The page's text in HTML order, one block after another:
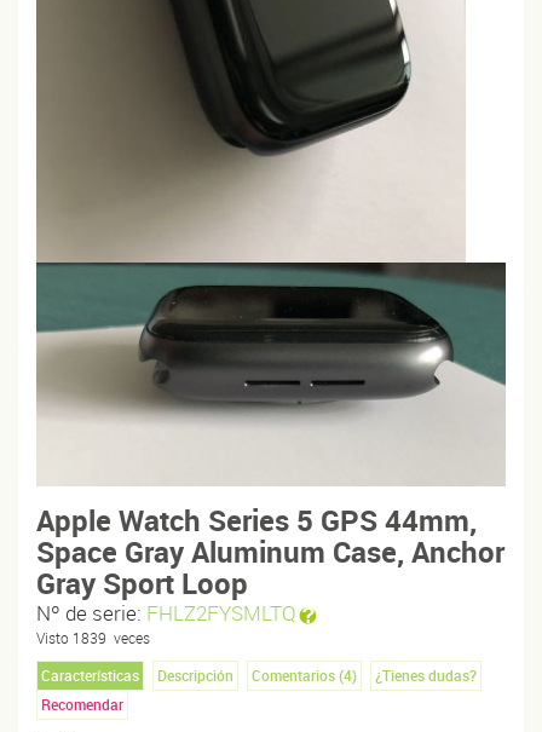
Apple Watch Series 5 GPS 44mm,
Space Gray Aluminum Case, Anchor
Gray Sport Loop
Nº de serie: FHLZ2FYSMLTQ
Visto 1839 veces
Características
Descripción Comentarios (4)
¿Tienes dudas?
Recomendar